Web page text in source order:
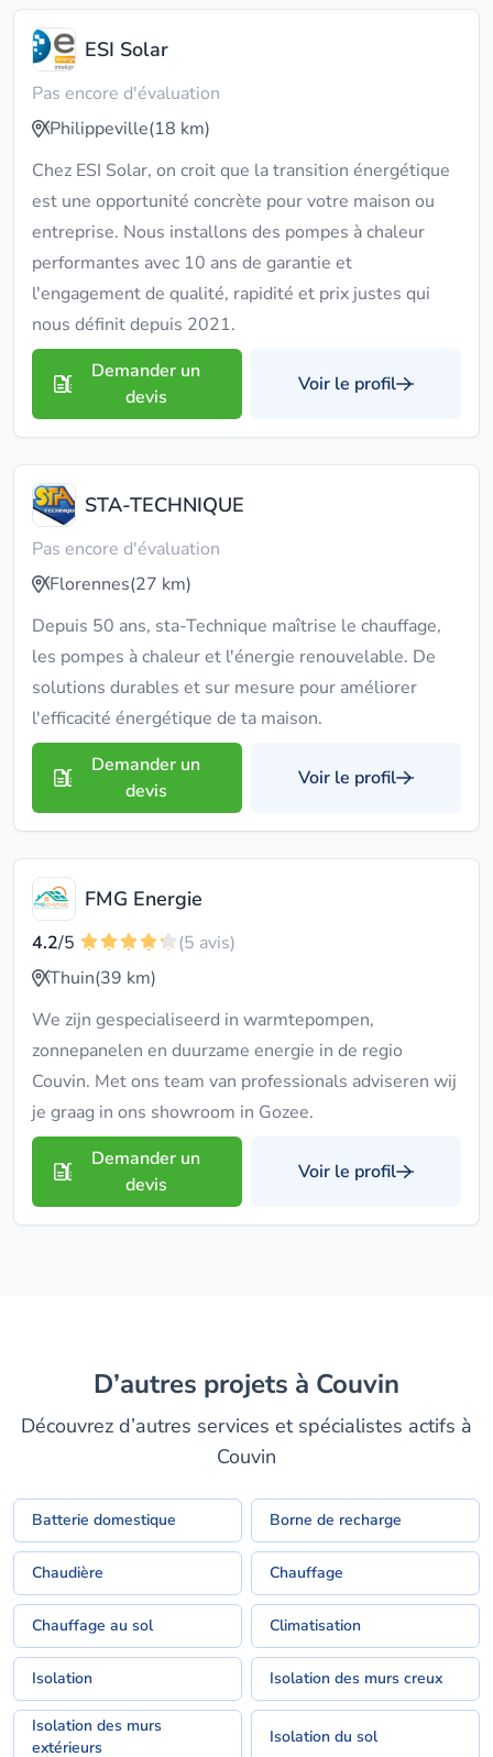
ESI Solar
Pas encore d'évaluation
Philippeville(18 km)
Chez ESI Solar, on croit que la transition énergétique
est une opportunité concrète pour votre maison ou
entreprise. Nous installons des pompes à chaleur
performantes avec 10 ans de garantie et
l'engagement de qualité, rapidité et prix justes qui
nous définit depuis 2021.
Demander un
devis
Voir le profil
STA-TECHNIQUE
Pas encore d'évaluation
Florennes(27 km)
Depuis 50 ans, sta-Technique maîtrise le chauffage,
les pompes à chaleur et l'énergie renouvelable. De
solutions durables et sur mesure pour améliorer
l'efficacité énergétique de ta maison.
Demander un
devis
Voir le profil
FMG Energie
4.2/5
(5 avis)
Thuin(39 km)
We zijn gespecialiseerd in warmtepompen,
zonnepanelen en duurzame energie in de regio
Couvin. Met ons team van professionals adviseren wij
je graag in ons showroom in Gozee.
Demander un
devis
Voir le profil
D’autres projets à Couvin
Découvrez d’autres services et spécialistes actifs à
Couvin
Batterie domestique Borne de recharge
Chaudière Chauffage
Chauffage au sol Climatisation
Isolation Isolation des murs creux
Isolation des murs
extérieurs
Isolation du sol